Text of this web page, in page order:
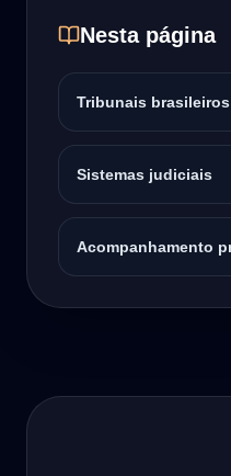
Nesta página
Tribunais brasileiros
Sistemas judiciais
Acompanhamento